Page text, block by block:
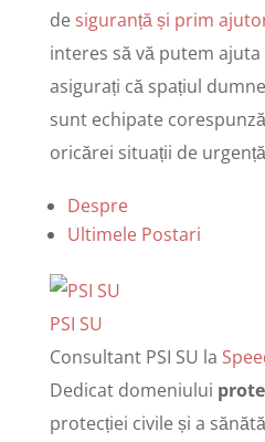
de siguranță și prim
interes să vă putem
asigurați că spațiul
sunt echipate
oricărei situații de
Despre
Ultimele Postari
PSI SU
Consultant PSI SU la
Dedicat domeniului
protecției civile și a